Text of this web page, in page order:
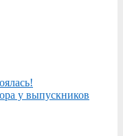
у выпускников